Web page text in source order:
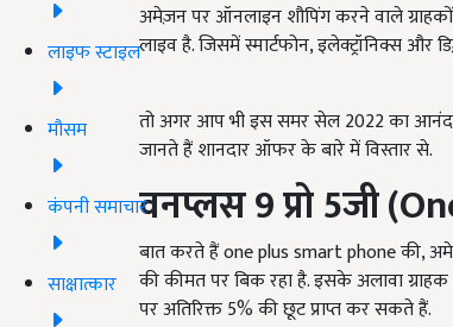
लाइफ स्टाइल
मौसम
कंपनी समाचार
साक्षात्कार
अमेज़न पर ऑनलाइन शौपिंग करने वाले
लाइव है. जिसमें स्मार्टफोन, इलेक्ट्रॉनिक्स और
तो अगर आप भी इस समर सेल 2022 का आनंद
जानते हैं शानदार ऑफर के बारे में विस्तार से.
वनप्लस9प्रो5जी (
बात करते हैं one plus smart phone की,
की कीमत पर बिक रहा है. इसके अलावा
पर अतिरिक्त 5% की छूट प्राप्त कर सकते हैं.